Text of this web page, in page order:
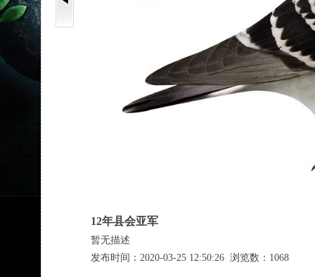
12年县会亚军
暂无描述
发布时间：2020-03-25 12:50:26 浏览数：1068